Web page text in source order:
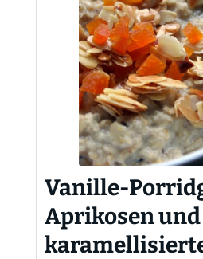
Vanille-
Aprikosen und